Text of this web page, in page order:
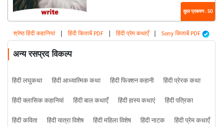
कुल प्रकरण : 50
श्रेष्ठ हिंदी कहानियां | हिंदी किताबें PDF | हिंदी प्रेम कथाएँ | Sony किताबें PDF
अन्य रसप्रद विकल्प
हिंदी लघुकथा हिंदी आध्यात्मिक कथा हिंदी फिक्शन कहानी
हिंदी प्रेरक कथा
हिंदी क्लासिक कहानियां
हिंदी बाल कथाएँ हिंदी हास्य कथाएं
हिंदी पत्रिका
हिंदी कविता
हिंदी यात्रा विशेष हिंदी महिला विशेष हिंदी नाटक
हिंदी प्रेम कथाएँ